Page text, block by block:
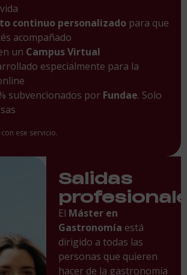
continuo personalizado para que
acompañado
un Campus Virtual
especialmente para la
subvencionados por Fundae. Solo
ese servicio.
Salidas
El Máster en
Gastronomía está
dirigido a todas las
personas que quieren
hacer de la gastronomía